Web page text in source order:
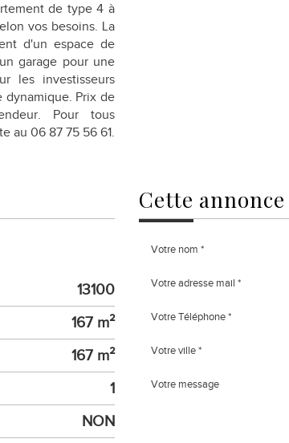
de type 4 à
vos besoins. La
d'un espace de
garage pour une
les investisseurs
Prix de
Pour tous
au 06 87 75 56 61.
13100
167 m²
167 m²
1
NON
cette annonce
Votre nom *
Votre adresse mail *
Votre Téléphone *
Votre ville *
Votre message